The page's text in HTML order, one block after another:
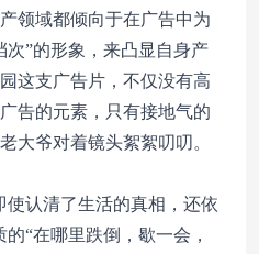
领域都倾向于在广告中为
次”的形象，来凸显自身产
这支广告片，不仅没有高
告的元素，只有接地气的
大爷对着镜头絮絮叨叨。
使认清了生活的真相，还依
“在哪里跌倒，歇一会，